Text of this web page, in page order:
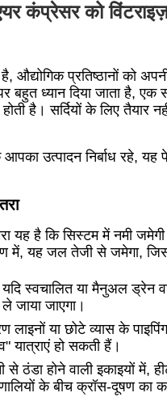
कंप्रेसर को
औद्योगिक प्रतिष्ठानों को
बहुत ध्यान दिया जाता है, एक
है। सर्दियों के लिए तैयार
उत्पादन निर्बाध रहे,
यह है कि सिस्टम में नमी
में, यह जल तेजी से जमेगा,
स्वचालित या मैनुअल ड्रेन
जाया जाएगा।
लाइनों या छोटे व्यास के
यात्राएं हो सकती हैं।
से ठंडा होने वाली इकाइयों
के बीच क्रॉस-दूषण का